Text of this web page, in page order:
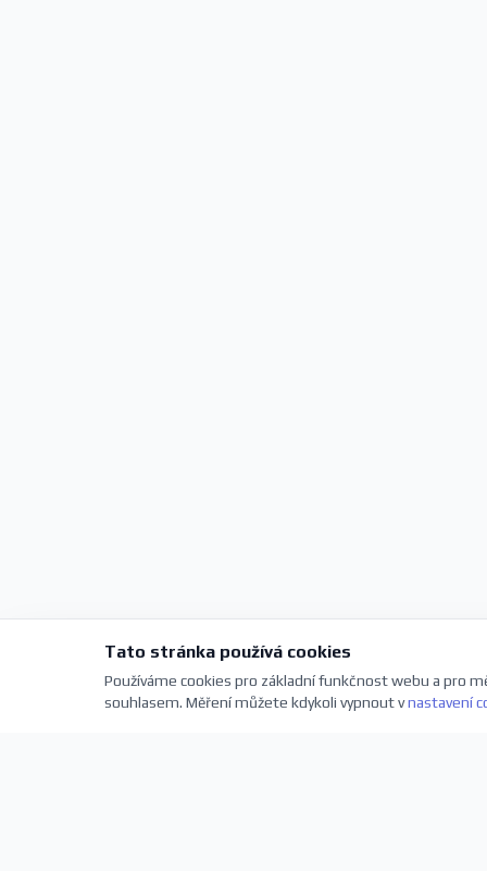
Tato stránka používá cookies
Používáme cookies pro základní funkčnost webu a pro
souhlasem. Měření můžete kdykoli vypnout vnastavení